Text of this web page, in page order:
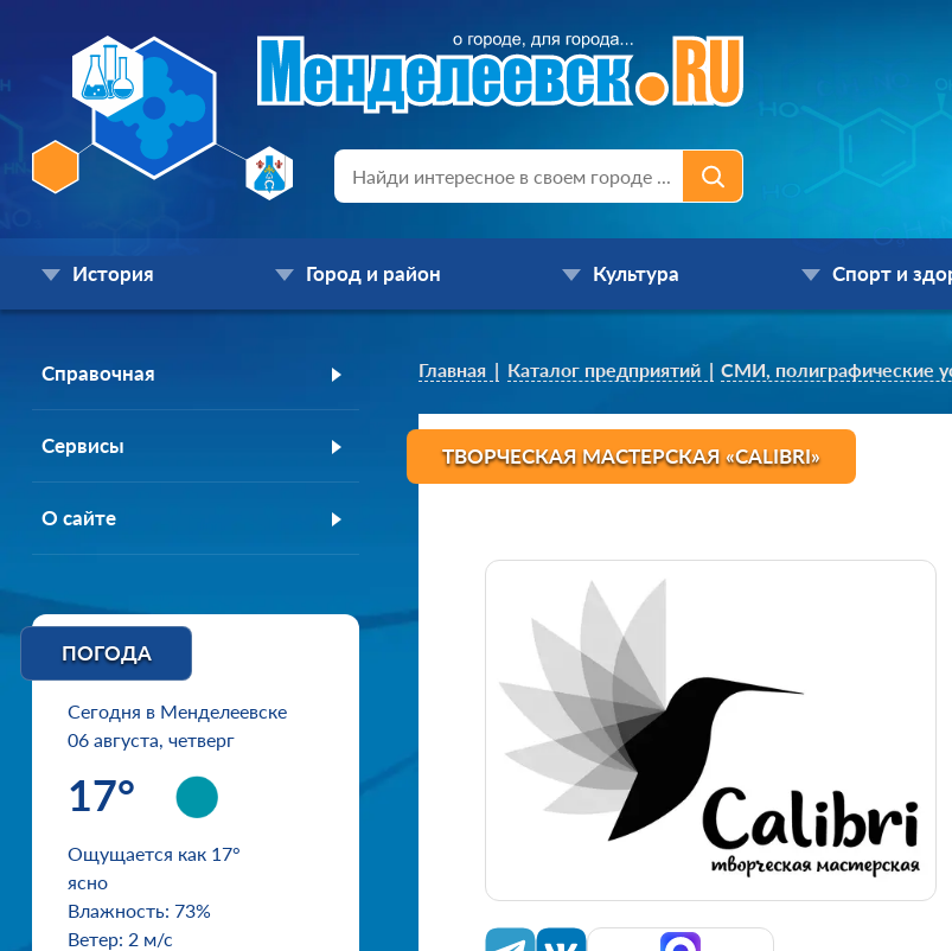
История Город и район Культура Спорт и
Справочная
Сервисы
О сайте
ПОГОДА
Сегодня в Менделеевске
06 августа, четверг
17°
Ощущается как 17°
ясно
Влажность: 73%
Ветер: 2 м/с
Главная Каталог предприятий СМИ, полиграфические
ТВОРЧЕСКАЯ МАСТЕРСКАЯ «CALIBRI»